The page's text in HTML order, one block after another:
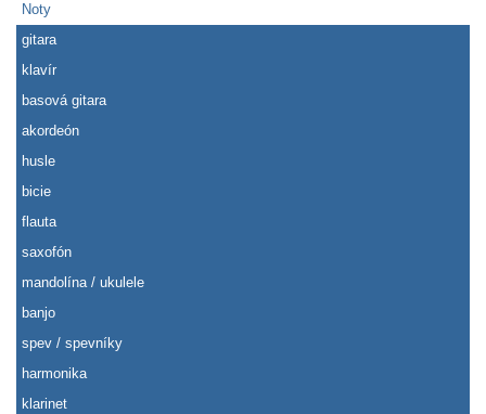
Noty
gitara
klavír
basová gitara
akordeón
husle
bicie
flauta
saxofón
mandolína / ukulele
banjo
spev / spevníky
harmonika
klarinet